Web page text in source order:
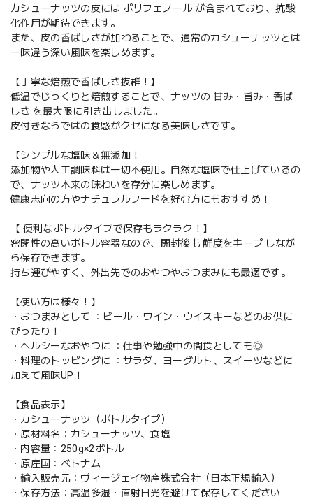
カシューナッツの皮には ポリフェノール が含まれており、抗酸
化作用が期待できます。
また、皮の香ばしさが加わることで、通常のカシューナッツとは
一味違う深い風味を楽しめます。
【丁寧な焙煎で香ばしさ抜群！】
低温でじっくりと焙煎することで、ナッツの 甘み・旨み・香ば
しさ を最大限に引き出しました。
皮付きならではの食感がクセになる美味しさです。
【シンプルな塩味＆無添加！
添加物や人工調味料は一切不使用。自然な塩味で仕上げているの
で、ナッツ本来の味わいを存分に楽しめます。
健康志向の方やナチュラルフードを好む方にもおすすめ！
【 便利なボトルタイプで保存もラクラク！】
密閉性の高いボトル容器なので、開封後も 鮮度をキープ しなが
ら保存できます。
持ち運びやすく、外出先でのおやつやおつまみにも最適です。
【使い方は様々！】
・おつまみとして ：ビール・ワイン・ウイスキーなどのお供に
ぴったり！
・ヘルシーなおやつに ：仕事や勉強中の間食としても◎
・料理のトッピングに ：サラダ、ヨーグルト、スイーツなどに
加えて風味UP！
【食品表示】
・カシューナッツ（ボトルタイプ）
・原材料名：カシューナッツ、食塩
・内容量：250g×2ボトル
・原産国：ベトナム
・輸入販売元：ヴィージェイ物産株式会社（日本正規輸入）
・保存方法：高温多湿・直射日光を避けて保存してください